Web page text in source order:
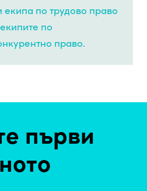
екипа по трудово право
по
право.
първи